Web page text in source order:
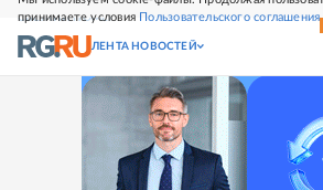
принимаете условия Пользовательского соглашения
СВЕЖИЙ НОМЕР
ЛЕНТА НОВОСТЕЙ